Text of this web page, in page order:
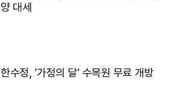
양 대세
한수정, '가정의 달' 수목원 무료 개방